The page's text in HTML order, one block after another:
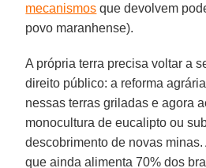
mecanismos que devolvem
povo maranhense).
A própria terra precisa voltar a
direito público: a reforma
nessas terras griladas e agora
monocultura de eucalipto ou
descobrimento de novas minas.
que ainda alimenta 70% dos